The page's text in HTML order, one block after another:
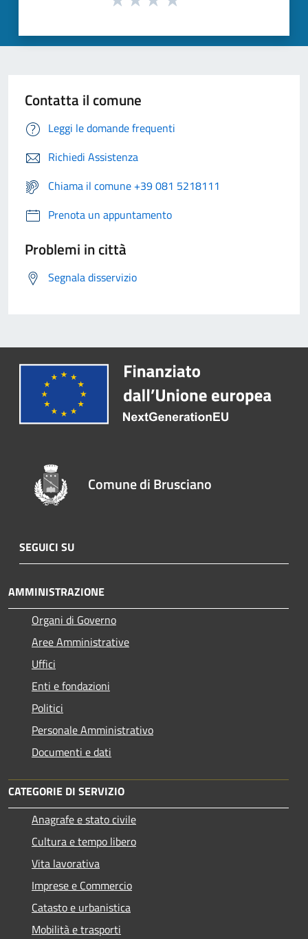
Contatta il comune
Leggi le domande frequenti
Richiedi Assistenza
Chiama il comune +39 081 5218111
Prenota un appuntamento
Problemi in città
Segnala disservizio
Comune di Brusciano
SEGUICI SU
AMMINISTRAZIONE
Organi di Governo
Aree Amministrative
Uffici
Enti e fondazioni
Politici
Personale Amministrativo
Documenti e dati
CATEGORIE DI SERVIZIO
Anagrafe e stato civile
Cultura e tempo libero
Vita lavorativa
Imprese e Commercio
Catasto e urbanistica
Mobilità e trasporti